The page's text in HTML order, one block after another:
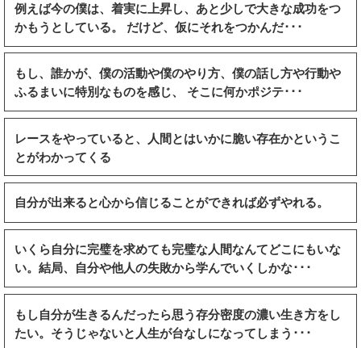
例えば今の僕は、着実に上昇し、あと少しで大きな成功をつ
かもうとしている。 だけど、仮にそれをつかんだ･･･
もし、誰かが、僕の活動や僕のやり方、僕の話し方や行動や
ふるまいに特別なものを感じ、 そこに何かポジテ･･･
レースをやっていると、人間とはいかに脆い存在かというこ
とがわかってくる
自分が出来ると心から信じることができれば必ずやれる。
いくら自分に完璧を求めても完璧な人間なんてどこにもいな
い。結局、自分や他人の失敗から学んでいくしかな･･･
もし自分が生きるんだったら思う存分密度の濃い生き方をし
たい。そうじゃないと人生が台なしになってしまう･･･